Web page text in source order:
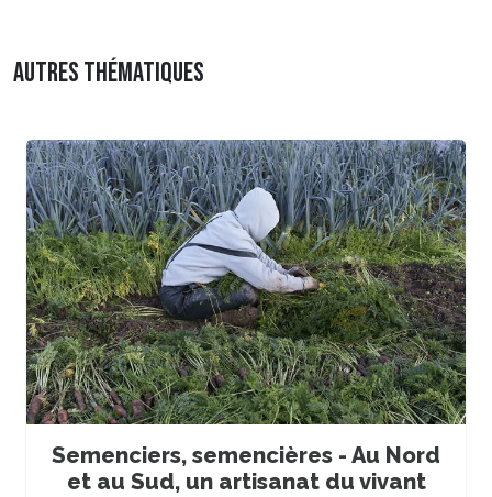
AUTRES THÉMATIQUES
Semenciers, semencières - Au Nord
et au Sud, un artisanat du vivant